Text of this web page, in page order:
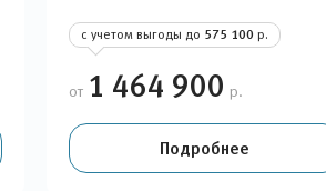
с учетом выгоды до 575 100 р.
от 1 464 900 р.
Подробнее